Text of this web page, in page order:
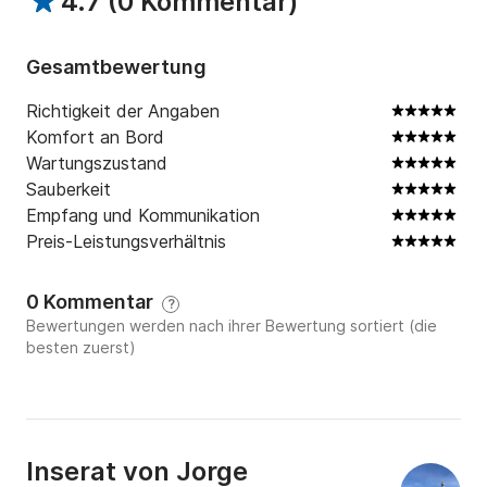
? Im Preis enthalten:
✔️ Bootsmiete mit der gesamten zugelassenen
Sicherheitsausrüstung.
✔️ Bootsversicherung.
✔️ Passagierversicherung.
✔️ MwSt. inklusive.
⚠️ Wichtige Information:
⚠️ Zum Mieten des Bootes ist ein Bootsführerschein
?‍✈️ Falls Sie keinen Bootsführerschein besitzen,
Sie sicher und unbeschwert begleitet. (6 Personen +
Gesamtbewertung
Richtigkeit der Angaben
Komfort an Bord
Wartungszustand
Sauberkeit
Empfang und Kommunikation
Preis-Leistungsverhältnis
0 Kommentar ?
Bewertungen werden nach ihrer Bewertung sortiert (die
besten zuerst)
Inserat von Jorge